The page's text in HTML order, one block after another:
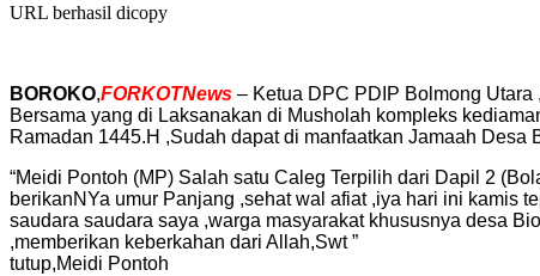
URL berhasil dicopy
BOROKO,FORKOTNews – Ketua DPC PDIP Bolmong
Bersama yang di Laksanakan di Musholah kompleks
Ramadan 1445.H ,Sudah dapat di manfaatkan Jamaah Desa
“Meidi Pontoh (MP) Salah satu Caleg Terpilih dari Dapil 2
berikanNYa umur Panjang ,sehat wal afiat ,iya hari ini kamis
saudara saudara saya ,warga masyarakat khususnya desa
,memberikan keberkahan dari Allah,Swt ”
tutup,Meidi Pontoh